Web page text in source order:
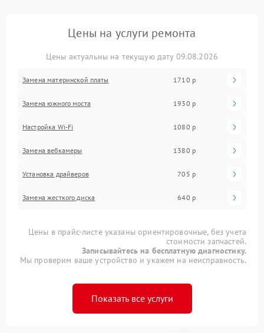
Цены на услуги ремонта
Цены актуальны на текущую дату 09.08.2026
Замена материнской платы 1710 р
Замена южного моста 1930 р
Настройка Wi-Fi 1080 р
Замена вебкамеры 1380 р
Установка драйверов 705 р
Замена жесткого диска 640 р
Цены в прайс-листе указаны ориентировочные, без учета
стоимости запчастей.
Записывайтесь на бесплатную диагностику.
Мы проверим ваше устройство и укажем на неисправность.
Показать все услуги